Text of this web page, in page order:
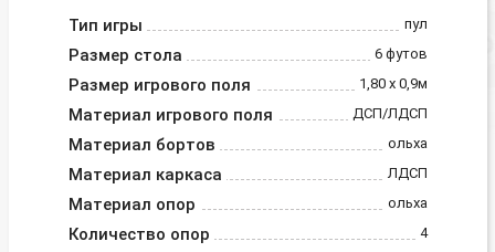
Тип игры пул
Размер стола 6 футов
Размер игрового поля 1,80 х 0,9м
Материал игрового поля ДСП/ЛДСП
Материал бортов ольха
Материал каркаса ЛДСП
Материал опор ольха
Количество опор 4